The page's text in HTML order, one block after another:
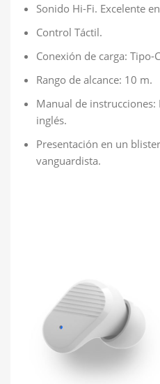
Sonido Hi-Fi. Excelente
Control Táctil.
Conexión de carga: Tipo-
Rango de alcance: 10 m.
Manual de instrucciones:
inglés.
Presentación en un
vanguardista.